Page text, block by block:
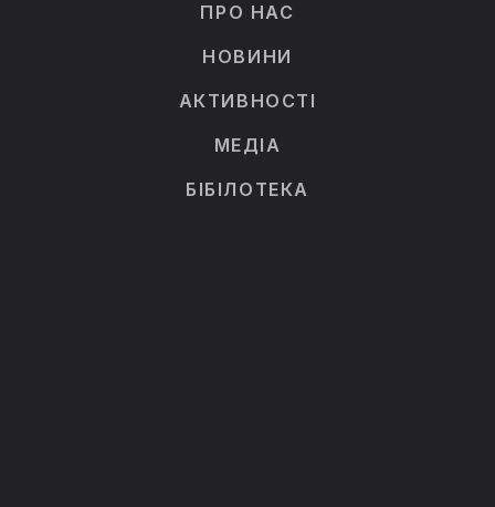
ПРО НАС
НОВИНИ
АКТИВНОСТІ
МЕДІА
БІБІЛОТЕКА